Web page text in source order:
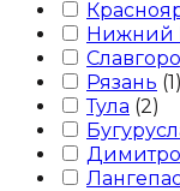
Нижний
Рязань (1)
Тула (2)